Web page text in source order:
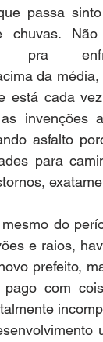
passa
chuvas. Não
pra
da
está cada
invenções
asfalto
para
do
e raios,
prefeito,
com